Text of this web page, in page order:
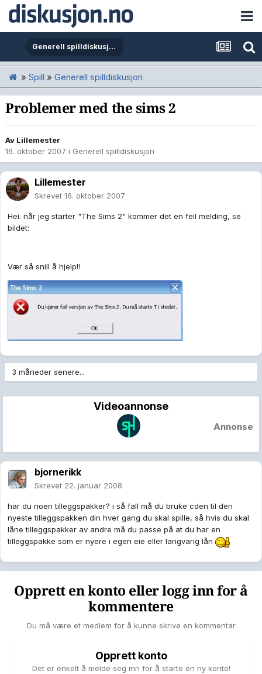
Generell spilldiskusjon
» Spill » Generell spilldiskusjon
Problemer med the sims 2
Av Lillemester
16. oktober 2007 i Generell spilldiskusjon
Lillemester
Skrevet 16. oktober 2007
Hei. når jeg starter "The Sims 2" kommer det en feil melding, se
bildet:
Vær så snill å hjelp!!
3 måneder senere...
Videoannonse
Annonse
bjornerikk
Skrevet 22. januar 2008
har du noen tilleggspakker? i så fall må du bruke cden til den
nyeste tilleggspakken din hver gang du skal spille, så hvis du skal
låne tilleggspakker av andre må du passe på at du har en
tilleggspakke som er nyere i egen eie eller langvarig lån
Opprett en konto eller logg inn for å
kommentere
Du må være et medlem for å kunne skrive en kommentar
Opprett konto
Det er enkelt å melde seg inn for å starte en ny konto!